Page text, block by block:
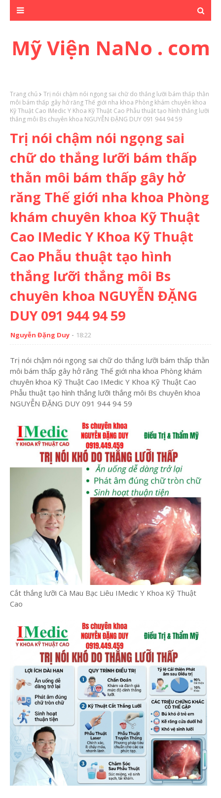
Mỹ Viện NaNo . com
Trang chủ
Trị nói chậm nói ngọng sai chữ do thắng lưỡi bám thấp thằn
môi bám thấp gây hở răng Thế giới nha khoa Phòng khám chuyên khoa
Kỹ Thuật Cao IMedic Y Khoa Kỹ Thuật Cao Phẫu thuật tạo hình thắng lưỡi
thắng môi Bs chuyên khoa NGUYỄN ĐẶNG DUY 091 944 94 59
Trị nói chậm nói ngọng sai
chữ do thắng lưỡi bám thấp
thằn môi bám thấp gây hở
răng Thế giới nha khoa Phòng
khám chuyên khoa Kỹ Thuật
Cao IMedic Y Khoa Kỹ Thuật
Cao Phẫu thuật tạo hình
thắng lưỡi thắng môi Bs
chuyên khoa NGUYỄN ĐẶNG
DUY 091 944 94 59
Nguyễn Đặng Duy 18:22
Trị nói chậm nói ngọng sai chữ do thắng lưỡi bám thấp thằn
môi bám thấp gây hở răng Thế giới nha khoa Phòng khám
chuyên khoa Kỹ Thuật Cao IMedic Y Khoa Kỹ Thuật Cao
Phẫu thuật tạo hình thắng lưỡi thắng môi Bs chuyên khoa
NGUYỄN ĐẶNG DUY 091 944 94 59
Cắt thắng lưỡi Cà Mau Bạc Liêu IMedic Y Khoa Kỹ Thuật
Cao